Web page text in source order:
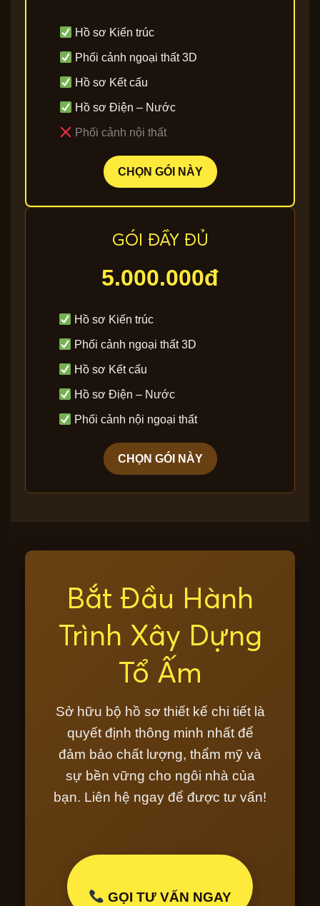
Hồ sơ Kiến trúc
Phối cảnh ngoại thất 3D
Hồ sơ Kết cấu
Hồ sơ Điện – Nước
Phối cảnh nội thất
CHỌN GÓI NÀY
GÓI ĐẦY ĐỦ
5.000.000đ
Hồ sơ Kiến trúc
Phối cảnh ngoại thất 3D
Hồ sơ Kết cấu
Hồ sơ Điện – Nước
Phối cảnh nội ngoại thất
CHỌN GÓI NÀY
Bắt Đầu Hành
Trình Xây Dựng
Tổ Ấm
Sở hữu bộ hồ sơ thiết kế chi tiết là
quyết định thông minh nhất để
đảm bảo chất lượng, thẩm mỹ và
sự bền vững cho ngôi nhà của
bạn. Liên hệ ngay để được tư vấn!
GỌI TƯ VẤN NGAY